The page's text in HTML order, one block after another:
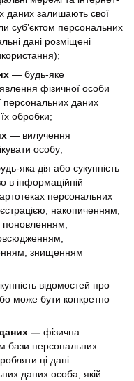
даних залишають свої
суб’єктом персональних
дані розміщені
— будь-яке
фізичної особи
персональних даних
обробки;
— вилучення
особу;
яка дія або сукупність
в інформаційній
персональних
накопиченням,
знищенням
відомостей про
може бути конкретно
— фізична
бази персональних
ці дані.
даних особа, якій